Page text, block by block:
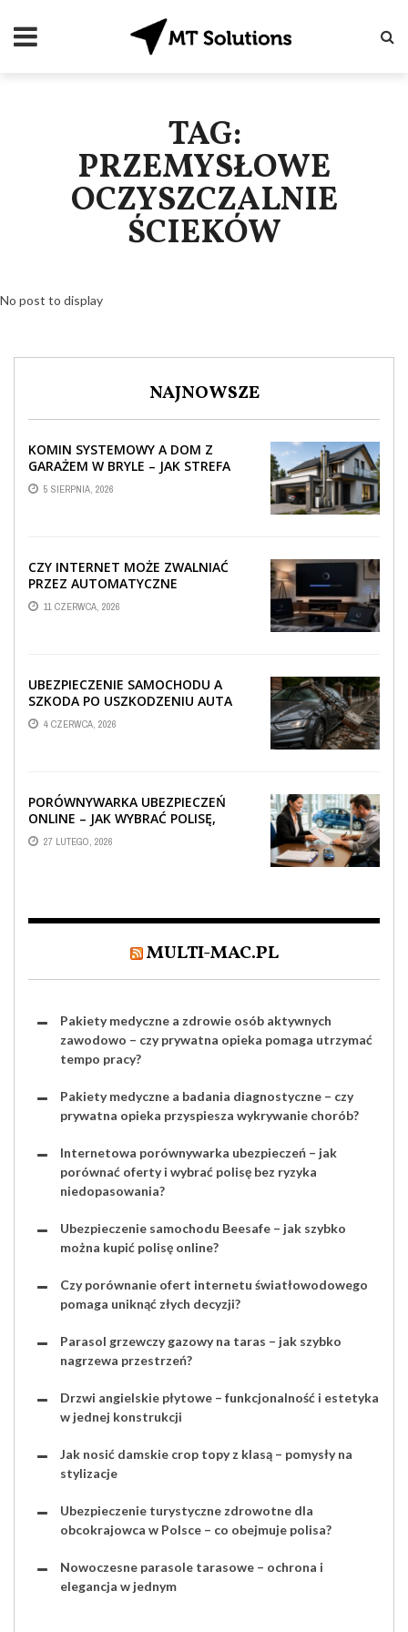
TAG:
PRZEMYSŁOWE
OCZYSZCZALNIE
ŚCIEKÓW
No post to display
NAJNOWSZE
KOMIN SYSTEMOWY A DOM Z
GARAŻEM W BRYLE – JAK STREFA
TECHNICZNA WPŁYWA NA
PROWADZENIE ...
5 SIERPNIA, 2026
CZY INTERNET MOŻE ZWALNIAĆ
PRZEZ AUTOMATYCZNE
AKTUALIZACJE SYSTEMÓW SMART
TV?
11 CZERWCA, 2026
UBEZPIECZENIE SAMOCHODU A
SZKODA PO USZKODZENIU AUTA
PRZEZ SPADAJĄCY FRAGMENT
OGRODZENIA
4 CZERWCA, 2026
PORÓWNYWARKA UBEZPIECZEŃ
ONLINE – JAK WYBRAĆ POLISĘ,
KTÓRA REALNIE CHRONI TWÓJ
MAJĄTEK?
27 LUTEGO, 2026
MULTI-MAC.PL
Pakiety medyczne a zdrowie osób aktywnych
zawodowo – czy prywatna opieka pomaga utrzymać
tempo pracy?
Pakiety medyczne a badania diagnostyczne – czy
prywatna opieka przyspiesza wykrywanie chorób?
Internetowa porównywarka ubezpieczeń – jak
porównać oferty i wybrać polisę bez ryzyka
niedopasowania?
Ubezpieczenie samochodu Beesafe – jak szybko
można kupić polisę online?
Czy porównanie ofert internetu światłowodowego
pomaga uniknąć złych decyzji?
Parasol grzewczy gazowy na taras – jak szybko
nagrzewa przestrzeń?
Drzwi angielskie płytowe – funkcjonalność i estetyka
w jednej konstrukcji
Jak nosić damskie crop topy z klasą – pomysły na
stylizacje
Ubezpieczenie turystyczne zdrowotne dla
obcokrajowca w Polsce – co obejmuje polisa?
Nowoczesne parasole tarasowe – ochrona i
elegancja w jednym